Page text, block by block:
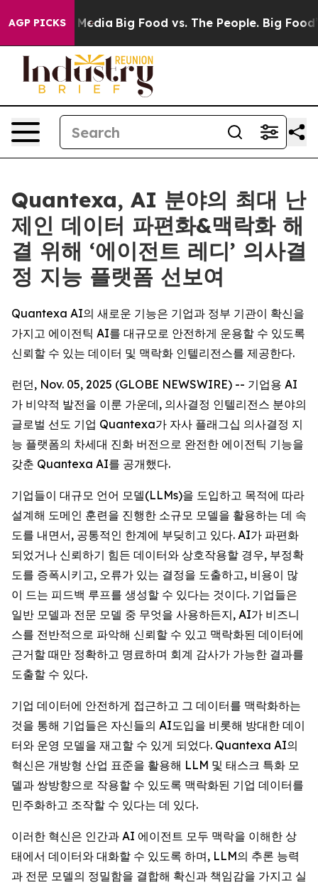
AGP PICKS
Media Big Food vs. The People. Big Food’s
Quantexa, AI 분야의 최대 난
제인 데이터 파편화&맥락화 해
결 위해 ‘에이전트 레디’ 의사결
정 지능 플랫폼 선보여
Quantexa AI의 새로운 기능은 기업과 정부 기관이 확신을
가지고 에이전틱 AI를 대규모로 안전하게 운용할 수 있도록
신뢰할 수 있는 데이터 및 맥락화 인텔리전스를 제공한다.
런던, Nov. 05, 2025 (GLOBE NEWSWIRE) -- 기업용 AI
가 비약적 발전을 이룬 가운데, 의사결정 인텔리전스 분야의
글로벌 선도 기업 Quantexa가 자사 플래그십 의사결정 지
능 플랫폼의 차세대 진화 버전으로 완전한 에이전틱 기능을
갖춘 Quantexa AI를 공개했다.
기업들이 대규모 언어 모델(LLMs)을 도입하고 목적에 따라
설계해 도메인 훈련을 진행한 소규모 모델을 활용하는 데 속
도를 내면서, 공통적인 한계에 부딪히고 있다. AI가 파편화
되었거나 신뢰하기 힘든 데이터와 상호작용할 경우, 부정확
도를 증폭시키고, 오류가 있는 결정을 도출하고, 비용이 많
이 드는 피드백 루프를 생성할 수 있다는 것이다. 기업들은
일반 모델과 전문 모델 중 무엇을 사용하든지, AI가 비즈니
스를 전반적으로 파악해 신뢰할 수 있고 맥락화된 데이터에
근거할 때만 정확하고 명료하며 회계 감사가 가능한 결과를
도출할 수 있다.
기업 데이터에 안전하게 접근하고 그 데이터를 맥락화하는
것을 통해 기업들은 자신들의 AI도입을 비롯해 방대한 데이
터와 운영 모델을 재고할 수 있게 되었다. Quantexa AI의
혁신은 개방형 산업 표준을 활용해 LLM 및 태스크 특화 모
델과 쌍방향으로 작용할 수 있도록 맥락화된 기업 데이터를
민주화하고 조작할 수 있다는 데 있다.
이러한 혁신은 인간과 AI 에이전트 모두 맥락을 이해한 상
태에서 데이터와 대화할 수 있도록 하며, LLM의 추론 능력
과 전문 모델의 정밀함을 결합해 확신과 책임감을 가지고 실